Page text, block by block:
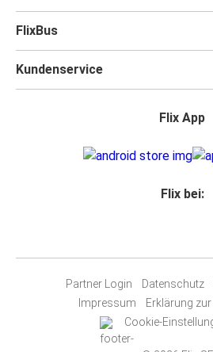
FlixBus
Kundenservice
Flix App
Flix bei:
Partner Login Datenschutz
Impressum
Erklärung
Cookie-